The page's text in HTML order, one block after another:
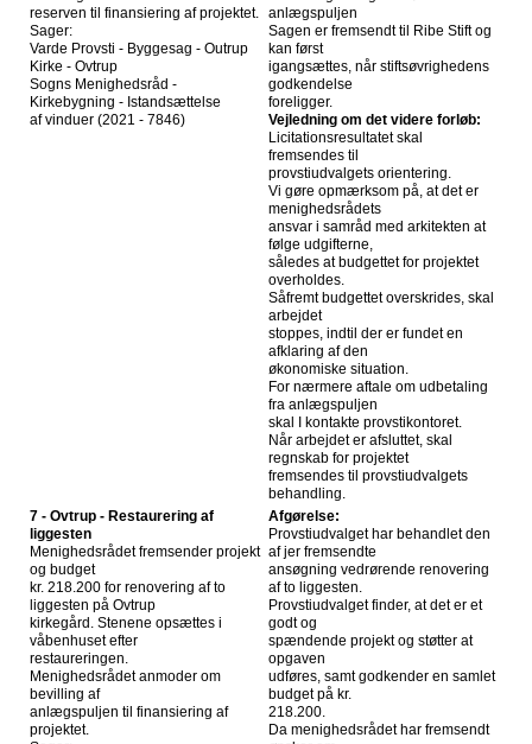
reserven til finansiering af projektet.
Sager:
Varde Provsti - Byggesag - Outrup
Kirke - Ovtrup
Sogns Menighedsråd -
Kirkebygning - Istandsættelse
af vinduer (2021 - 7846)
anlægspuljen
Sagen er fremsendt til Ribe Stift og
kan først
igangsættes, når stiftsøvrighedens
godkendelse
foreligger.
Vejledning om det videre forløb:
Licitationsresultatet skal
fremsendes til
provstiudvalgets orientering.
Vi gøre opmærksom på, at det er
menighedsrådets
ansvar i samråd med arkitekten at
følge udgifterne,
således at budgettet for projektet
overholdes.
Såfremt budgettet overskrides, skal
arbejdet
stoppes, indtil der er fundet en
afklaring af den
økonomiske situation.
For nærmere aftale om udbetaling
fra anlægspuljen
skal I kontakte provstikontoret.
Når arbejdet er afsluttet, skal
regnskab for projektet
fremsendes til provstiudvalgets
behandling.
7 - Ovtrup - Restaurering af
liggesten
Menighedsrådet fremsender projekt
og budget
kr. 218.200 for renovering af to
liggesten på Ovtrup
kirkegård. Stenene opsættes i
våbenhuset efter
restaureringen.
Menighedsrådet anmoder om
bevilling af
anlægspuljen til finansiering af
projektet.
Afgørelse:
Provstiudvalget har behandlet den
af jer fremsendte
ansøgning vedrørende renovering
af to liggesten.
Provstiudvalget finder, at det er et
godt og
spændende projekt og støtter at
opgaven
udføres, samt godkender en samlet
budget på kr.
218.200.
Da menighedsrådet har fremsendt